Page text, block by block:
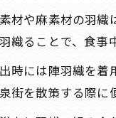
材や麻素材の羽織
織ることで、食事
時には陣羽織を
街を散策する際に